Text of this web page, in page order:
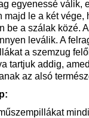
egyenessé válik,
majd le a két vége,
be a szálak közé.
leválik. A
a szemzug
tartjuk addig,
az alsó